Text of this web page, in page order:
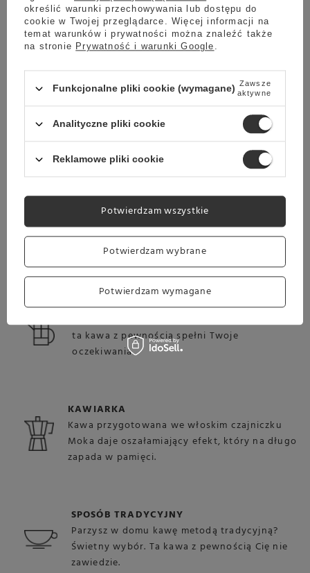
się do parzenia w ekspresie automatycznym.
Jest to kawa, która zdumiewająco dobrze
kolbowym.
Zaparz ją w ekspresie przelewowym, a
przekonasz się, jak świetna kawa potrafi
pobudzić zmysły.
FRENCH PRESS
ta kawa z pewnością spełni Twoje
oczekiwania.
KAWIARKA
Kawa przygotowana we włoskim czajniczku
Moka daje oszałamiający efekt, który na długo
zapada w pamięci.
SPOSÓB TRADYCYJNY
Parzysz w domu kawę metodą tradycyjną?
Świetny wybór. Ta kawa z pewnością Cię nie
zawiedzie.
określić warunki przechowywania lub dostępu do
cookie w Twojej przeglądarce. Więcej informacji na
temat warunków i prywatności można znaleźć także
na stronie Prywatność i warunki Google .
Funkcjonalne pliki cookie (wymagane) Zawsze
aktywne
Analityczne pliki cookie
Reklamowe pliki cookie
Potwierdzam wybrane
Potwierdzam wymagane
Potwierdzam wszystkie